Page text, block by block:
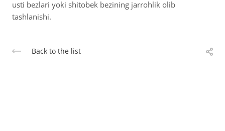
usti bezlari yoki shitobek bezining jarrohlik olib
tashlanishi.
Back to the list